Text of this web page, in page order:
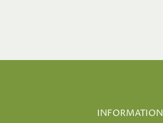
INFORMATION